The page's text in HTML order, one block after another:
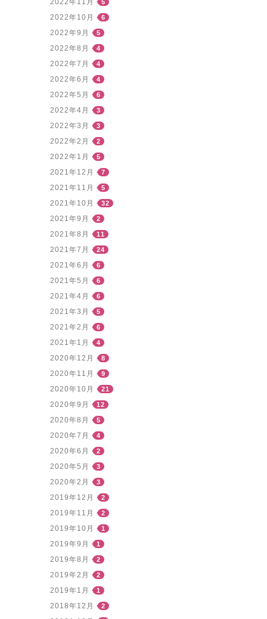
2022年11月 5
2022年10月 6
2022年9月 5
2022年8月 4
2022年7月 4
2022年6月 4
2022年5月 6
2022年4月 3
2022年3月 3
2022年2月 2
2022年1月 5
2021年12月 7
2021年11月 5
2021年10月 32
2021年9月 2
2021年8月 11
2021年7月 24
2021年6月 6
2021年5月 6
2021年4月 6
2021年3月 5
2021年2月 6
2021年1月 4
2020年12月 8
2020年11月 9
2020年10月 21
2020年9月 12
2020年8月 5
2020年7月 4
2020年6月 2
2020年5月 3
2020年2月 3
2019年12月 2
2019年11月 2
2019年10月 1
2019年9月 1
2019年8月 2
2019年2月 2
2019年1月 1
2018年12月 2